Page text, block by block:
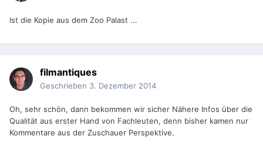
Ist die Kopie aus dem Zoo Palast ...
filmantiques
Geschrieben 3. Dezember 2014
Oh, sehr schön, dann bekommen wir sicher Nähere Infos über die
Qualität aus erster Hand von Fachleuten, denn bisher kamen nur
Kommentare aus der Zuschauer Perspektive.